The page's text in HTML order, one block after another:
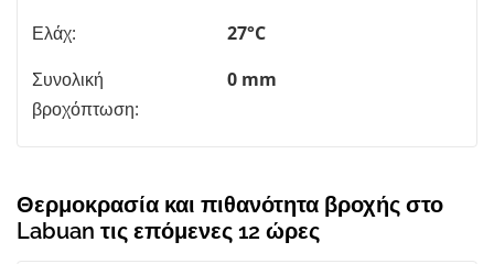
Ελάχ:
27°C
Συνολική
βροχόπτωση:
0 mm
Θερμοκρασία και πιθανότητα βροχής στο
Labuan τις επόμενες 12 ώρες